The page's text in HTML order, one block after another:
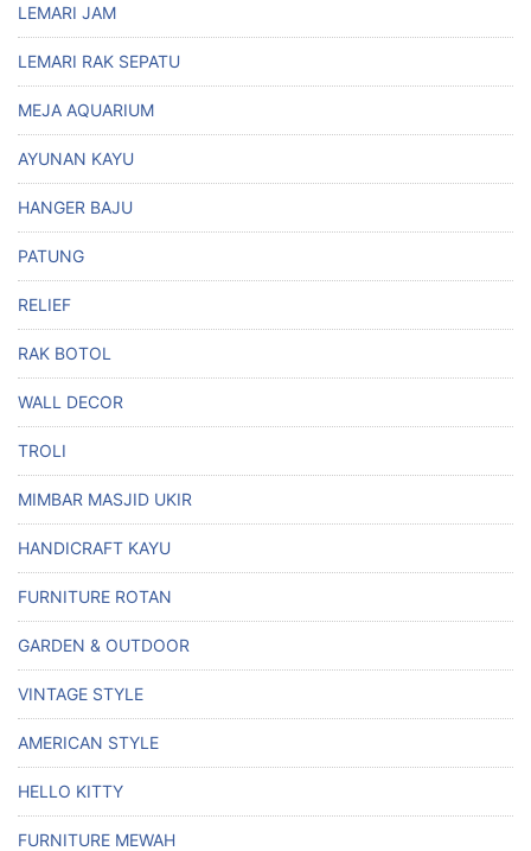
LEMARI JAM
LEMARI RAK SEPATU
MEJA AQUARIUM
AYUNAN KAYU
HANGER BAJU
PATUNG
RELIEF
RAK BOTOL
WALL DECOR
TROLI
MIMBAR MASJID UKIR
HANDICRAFT KAYU
FURNITURE ROTAN
GARDEN & OUTDOOR
VINTAGE STYLE
AMERICAN STYLE
HELLO KITTY
FURNITURE MEWAH